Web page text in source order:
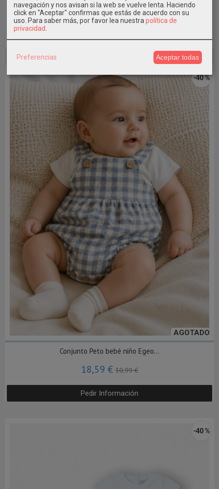
23,99 €39,99 €
Añadir a Carrito
AGOTADO
-40 %
Conjunto Peto bebé niño Egeo...
18,59 €30,99 €
Pedir Información
-40 %
navegación y nos avisan si la web se vuelve lenta. Haciendo
click en "Aceptar" confirmas que estás de acuerdo con su
uso. Para saber más, por favor lea nuestra política de
privacidad
Preferencias Aceptar todas